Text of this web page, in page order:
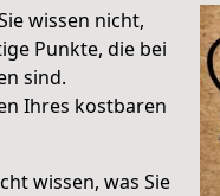
wissen nicht,
Punkte, die bei
sind.
Ihres kostbaren
wissen, was Sie